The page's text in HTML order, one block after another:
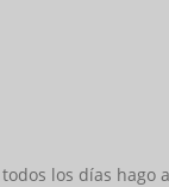
los días hago